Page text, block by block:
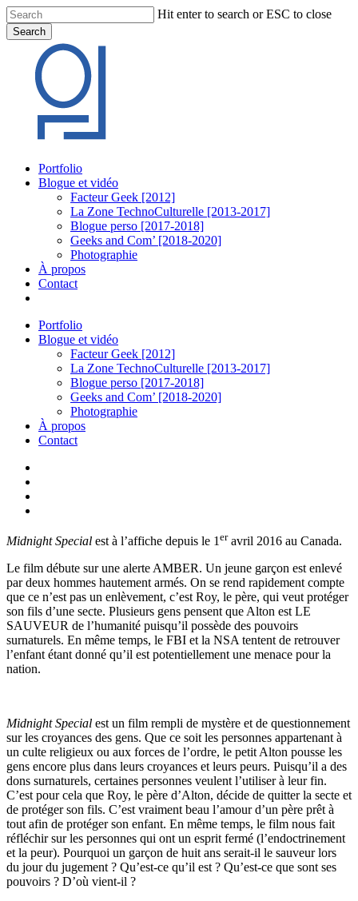
Skip
to
main
content
Hit enter to search or ESC to close
Search
Search
Menu
Portfolio
Blogue et vidéo
Facteur Geek [2012]
La Zone TechnoCulturelle [2013-2017]
Blogue perso [2017-2018]
Geeks and Com’ [2018-2020]
Photographie
À propos
Contact
Portfolio
Blogue et vidéo
Facteur Geek [2012]
La Zone TechnoCulturelle [2013-2017]
Blogue perso [2017-2018]
Geeks and Com’ [2018-2020]
Photographie
À propos
Contact
Midnight Special est à l’affiche depuis le 1 eravril 2016 au Canada.
Le film débute sur une alerte AMBER. Un jeune garçon est enlevé
par deux hommes hautement armés. On se rend rapidement compte
que ce n’est pas un enlèvement, c’est Roy, le père, qui veut protéger
son fils d’une secte. Plusieurs gens pensent que Alton est LE
SAUVEUR de l’humanité puisqu’il possède des pouvoirs
surnaturels. En même temps, le FBI et la NSA tentent de retrouver
l’enfant étant donné qu’il est potentiellement une menace pour la
nation.
Midnight Special est un film rempli de mystère et de questionnement
sur les croyances des gens. Que ce soit les personnes appartenant à
un culte religieux ou aux forces de l’ordre, le petit Alton pousse les
gens encore plus dans leurs croyances et leurs peurs. Puisqu’il a des
dons surnaturels, certaines personnes veulent l’utiliser à leur fin.
C’est pour cela que Roy, le père d’Alton, décide de quitter la secte et
de protéger son fils. C’est vraiment beau l’amour d’un père prêt à
tout afin de protéger son enfant. En même temps, le film nous fait
réfléchir sur les personnes qui ont un esprit fermé (l’endoctrinement
et la peur). Pourquoi un garçon de huit ans serait-il le sauveur lors
du jour du jugement ? Qu’est-ce qu’il est ? Qu’est-ce que sont ses
pouvoirs ? D’où vient-il ?